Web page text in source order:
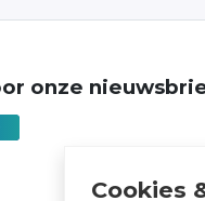
onze
Cookies